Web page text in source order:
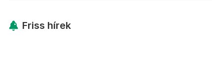
Friss hírek